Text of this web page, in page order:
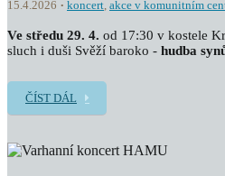
15.4.2026 koncert, akce v komunitním
Ve středu 29. 4. od 17:30 v kostele
sluch i duši Svěží baroko - hudba
ČÍST DÁL